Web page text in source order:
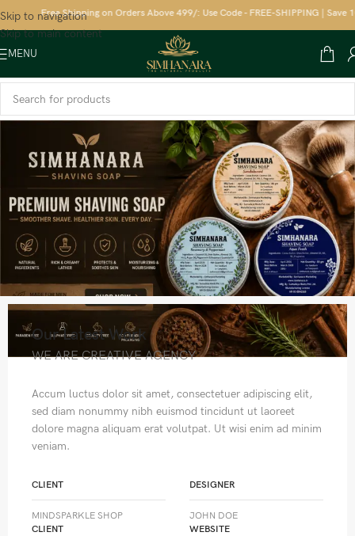
Skip to navigation
Skip to main content
Free Shipping on Orders Above 499/: Use Code - FREE-SHIPPING | Save
MENU
Our Latest Work
WE ARE CREATIVE AGENCY
Accum luctus dolor sit amet, consectetuer adipiscing elit,
sed diam nonummy nibh euismod tincidunt ut laoreet
dolore magna aliquam erat volutpat. Ut wisi enim ad minim
veniam.
CLIENT
MINDSPARKLE SHOP
DESIGNER
JOHN DOE
CLIENT
WEBSITE